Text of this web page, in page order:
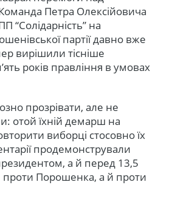
Петра Олексійовича
“Солідарність” на
партії давно вже
вирішили тісніше
років правління в умовах
прозрівати, але не
отой їхній демарш на
виборці стосовно їх
продемонстрували
а й перед 13,5
проти Порошенка, а й проти